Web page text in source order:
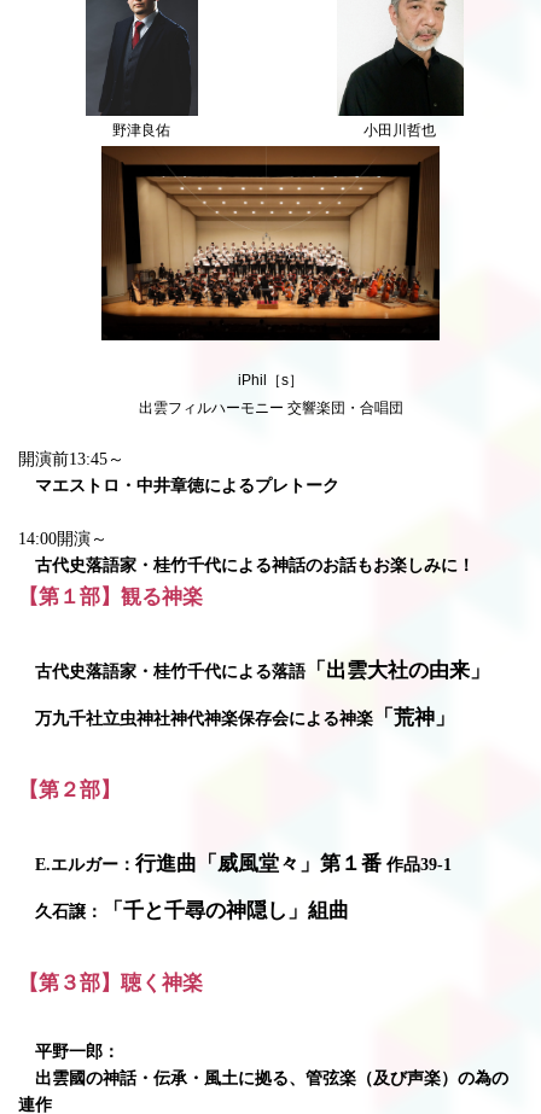
野津良佑 小田川哲也
iPhil［s］
出雲フィルハーモニー 交響楽団・合唱団
開演前13:45～
マエストロ・中井章徳によるプレトーク
14:00開演～
古代史落語家・桂竹千代による神話のお話もお楽しみに！
【第１部】観る神楽
古代史落語家・桂竹千代による落語 「出雲大社の由来」
万九千社立虫神社神代神楽保存会による神楽 「荒神」
【第２部】
E.エルガー： 行進曲「威風堂々」第１番 作品39-1
久石譲： 「千と千尋の神隠し」組曲
【第３部】聴く神楽
平野一郎：
出雲國の神話・伝承・風土に拠る、管弦楽（及び声楽）の為の
連作